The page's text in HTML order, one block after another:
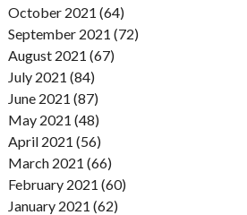
October 2021 (64)
September 2021 (72)
August 2021 (67)
July 2021 (84)
June 2021 (87)
May 2021 (48)
April 2021 (56)
March 2021 (66)
February 2021 (60)
January 2021 (62)